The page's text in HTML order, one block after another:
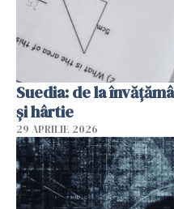
Suedia: de la
și hârtie
29 APRILIE 2026